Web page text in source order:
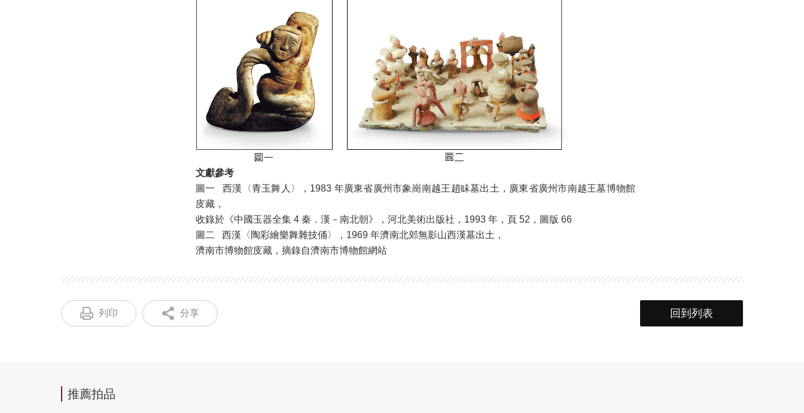
文獻參考
圖一 西漢〈青玉舞人〉，1983 年廣東省廣州市象崗南越王趙眛墓出土，廣東省廣州市南越王墓博物館
庋藏，
收錄於《中國玉器全集 4 秦．漢－南北朝》，河北美術出版社，1993 年，頁 52，圖版 66
圖二 西漢〈陶彩繪樂舞雜技俑〉，1969 年濟南北郊無影山西漢墓出土，
濟南市博物館庋藏，摘錄自濟南市博物館網站
列印 分享 回到列表
推薦拍品